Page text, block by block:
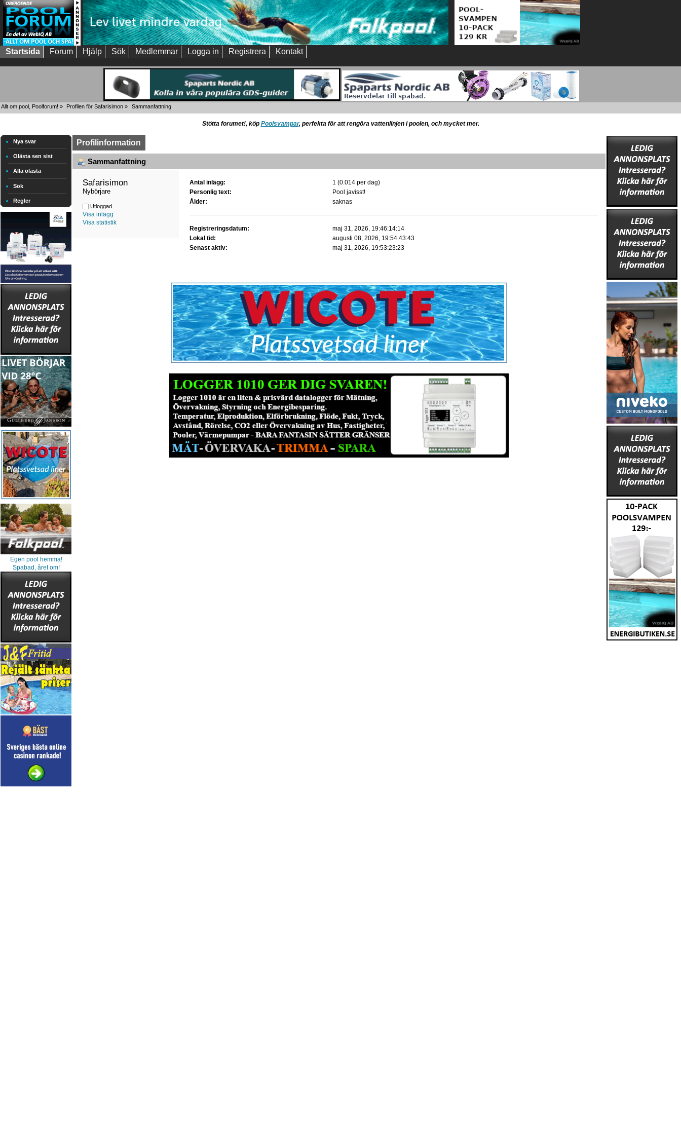
Startsida Forum Hjälp Sök Medlemmar Logga in Registrera Kontakt
Allt om pool, Poolforum! » Profilen för Safarisimon » Sammanfattning
Stötta forumet!, köp Poolsvampar, perfekta för att rengöra vattenlinjen i poolen, och mycket mer.
Nya svar
Olästa sen sist
Alla olästa
Sök
Regler
Egen pool hemma!
Spabad, året om!
Profilinformation
Sammanfattning
Safarisimon
Nybörjare
Utloggad
Visa inlägg
Visa statistik
Antal inlägg:
1 (0.014 per dag)
Personlig text:
Pool javisst!
Ålder:
saknas
Registreringsdatum:
maj 31, 2026, 19:46:14:14
Lokal tid:
augusti 08, 2026, 19:54:43:43
Senast aktiv:
maj 31, 2026, 19:53:23:23